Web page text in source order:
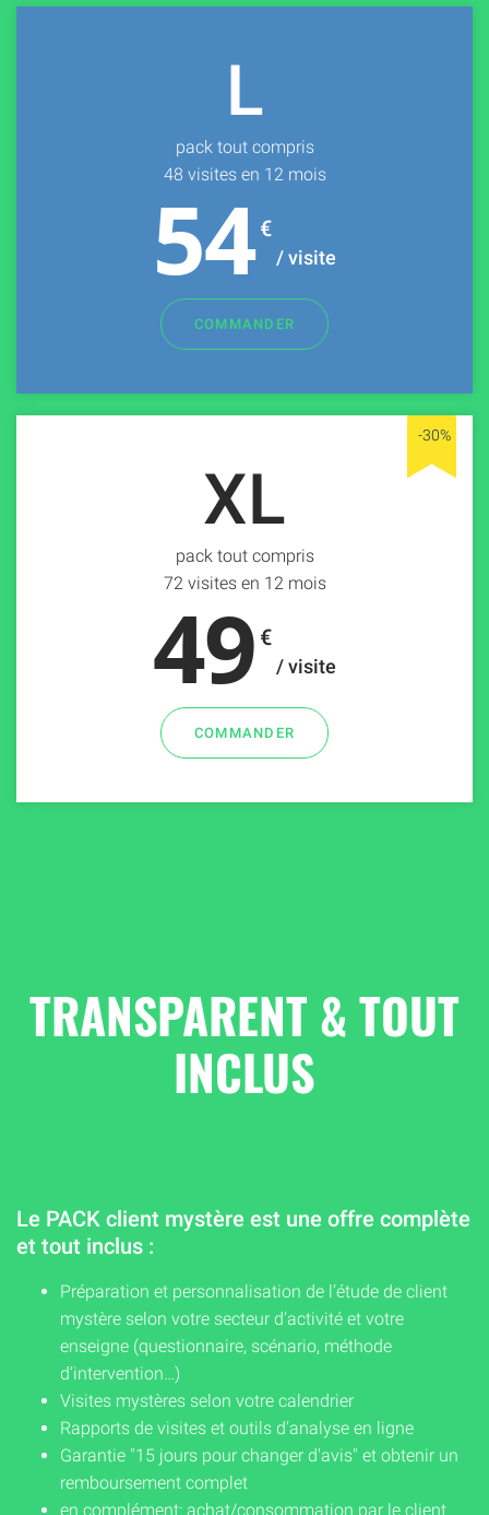
L
pack tout compris
48 visites en 12 mois
54 €
/ visite
COMMANDER
XL
pack tout compris
72 visites en 12 mois
49 €
/ visite
COMMANDER
TRANSPARENT & TOUT
INCLUS
Le PACK client mystère est une offre complète
et tout inclus :
Préparation et personnalisation de l’étude de client
mystère selon votre secteur d’activité et votre
enseigne (questionnaire, scénario, méthode
d’intervention…)
Visites mystères selon votre calendrier
Rapports de visites et outils d’analyse en ligne
Garantie "15 jours pour changer d'avis" et obtenir un
remboursement complet
en complément: achat/consommation par le client